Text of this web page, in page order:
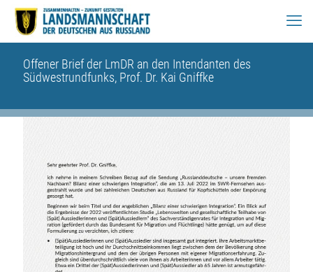
Offener Brief der LmDR an den Intendanten des
Südwestrundfunks, Prof. Dr. Kai Gniffke